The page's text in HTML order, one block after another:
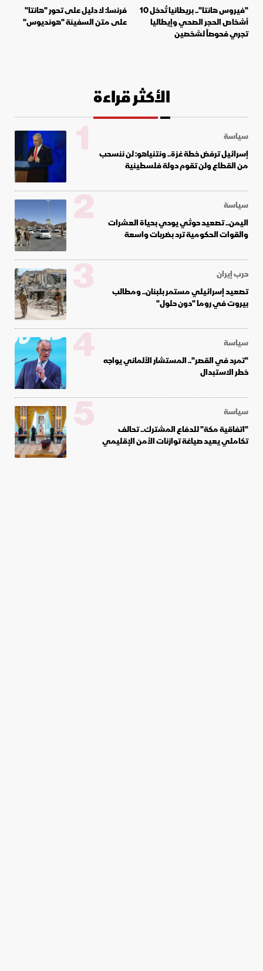
"فيروس هانتا".. بريطانيا تُدخل 10
أشخاص الحجر الصحي وإيطاليا
تجري فحوصاً لشخصين
فرنسا: لا دليل على تحور "هانتا"
على متن السفينة "هونديوس"
الأكثر قراءة
سياسة
إسرائيل ترفض خطة غزة.. ونتنياهو: لن ننسحب
من القطاع ولن تقوم دولة فلسطينية
1
سياسة
اليمن.. تصعيد حوثي يودي بحياة العشرات
والقوات الحكومية ترد بضربات واسعة
2
حرب إيران
تصعيد إسرائيلي مستمر بلبنان.. ومطالب
بيروت في روما "دون حلول"
3
سياسة
"تمرد في القصر".. المستشار الألماني يواجه
خطر الاستبدال
4
سياسة
"اتفاقية مكة" للدفاع المشترك.. تحالف
تكاملي يعيد صياغة توازنات الأمن الإقليمي 5